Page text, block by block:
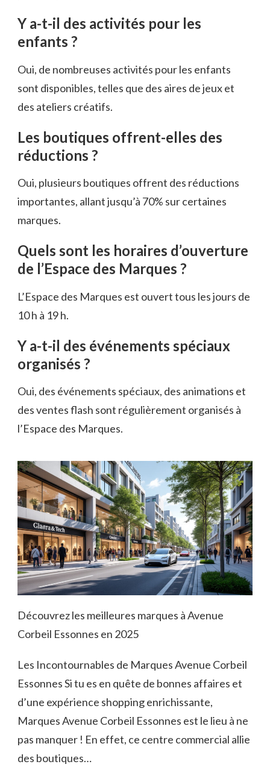
Y a-t-il des activités pour les
enfants ?
Oui, de nombreuses activités pour les enfants
sont disponibles, telles que des aires de jeux et
des ateliers créatifs.
Les boutiques offrent-elles des
réductions ?
Oui, plusieurs boutiques offrent des réductions
importantes, allant jusqu’à 70% sur certaines
marques.
Quels sont les horaires d’ouverture
de l’Espace des Marques ?
L’Espace des Marques est ouvert tous les jours de
10 h à 19 h.
Y a-t-il des événements spéciaux
organisés ?
Oui, des événements spéciaux, des animations et
des ventes flash sont régulièrement organisés à
l’Espace des Marques.
Découvrez les meilleures marques à Avenue
Corbeil Essonnes en 2025
Les Incontournables de Marques Avenue Corbeil
Essonnes Si tu es en quête de bonnes affaires et
d’une expérience shopping enrichissante,
Marques Avenue Corbeil Essonnes est le lieu à ne
pas manquer ! En effet, ce centre commercial allie
des boutiques…